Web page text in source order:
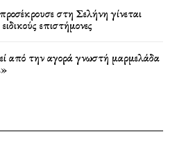
στη Σελήνη γίνεται
επιστήμονες
την αγορά γνωστή μαρμελάδα